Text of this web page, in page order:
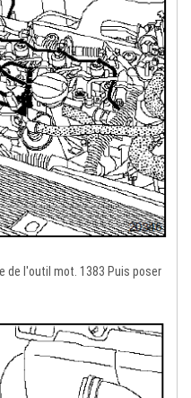
de l'outil mot. 1383 Puis poser